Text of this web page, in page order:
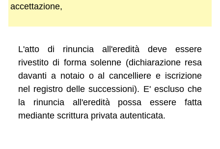
accettazione,
L'atto di rinuncia all'eredità deve essere
rivestito di forma solenne (dichiarazione resa
davanti a notaio o al cancelliere e iscrizione
nel registro delle successioni). E' escluso che
la rinuncia all'eredità possa essere fatta
mediante scrittura privata autenticata.